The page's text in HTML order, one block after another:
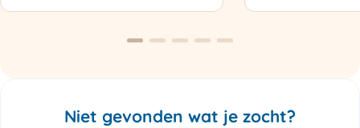
Refurbished
aantal
Niet gevonden wat je zocht?